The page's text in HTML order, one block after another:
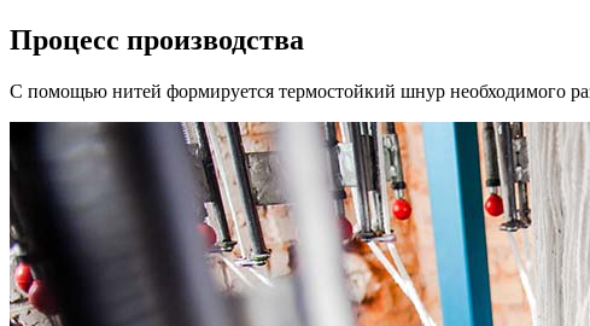
Процесс производства
С помощью нитей формируется термостойкий шнур необходимого